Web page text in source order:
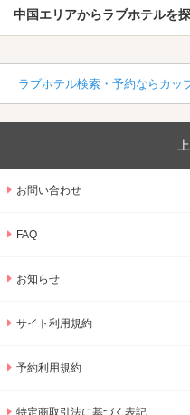
中国エリアからラブホテルを
ラブホテル検索・予約ならカッ
お問い合わせ
FAQ
お知らせ
サイト利用規約
予約利用規約